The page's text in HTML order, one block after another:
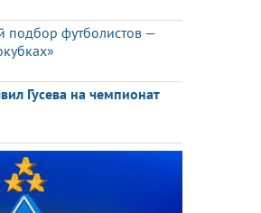
подбор футболистов —
Гусева на чемпионат